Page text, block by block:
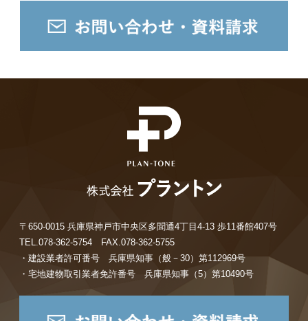
〒650-0015 兵庫県神戸市中央区多聞通4丁目4-13 歩11番館407号
TEL.078-362-5754 FAX.078-362-5755
・建設業者許可番号 兵庫県知事（般－30）第112969号
・宅地建物取引業者免許番号 兵庫県知事（5）第10490号